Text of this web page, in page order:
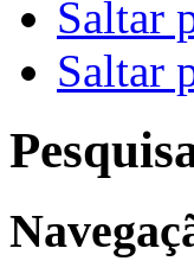
Saltar
Saltar